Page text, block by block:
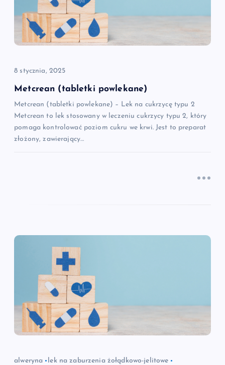
s
u
8 stycznia, 2025
Metcrean (tabletki powlekane)
Metcrean (tabletki powlekane) – Lek na cukrzycę typu 2
Metcrean to lek stosowany w leczeniu cukrzycy typu 2, który
pomaga kontrolować poziom cukru we krwi. Jest to preparat
złożony, zawierający…
alweryna
lek na zaburzenia żołądkowo-jelitowe